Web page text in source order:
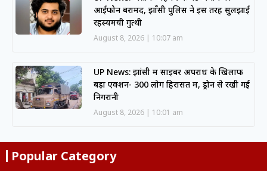
आईफोन बरामद, झाँसी पुलिस ने इस तरह सुलझाई
रहस्यमयी गुत्थी
August 8, 2026 10:07 am
UP News: झांसी में साइबर अपराध के खिलाफ
बड़ा एक्शन- 300 लोग हिरासत में, ड्रोन से रखी गई
निगरानी
August 8, 2026 10:01 am
Popular Category